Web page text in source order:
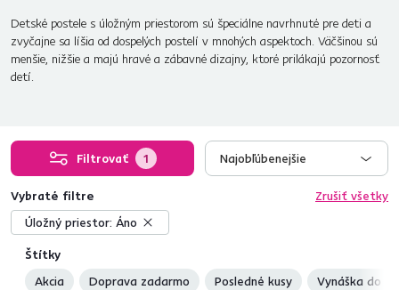
Detské postele s úložným priestorom sú špeciálne navrhnuté pre deti a
zvyčajne sa líšia od dospelých postelí v mnohých aspektoch. Väčšinou sú
menšie, nižšie a majú hravé a zábavné dizajny, ktoré prilákajú pozornosť
detí.
Filtrovať 1 Najobľúbenejšie
Štítky
Akcia
Doprava zadarmo Posledné kusy Vynáška do
Vybraté filtre
Zrušiť všetky
Úložný priestor: Áno